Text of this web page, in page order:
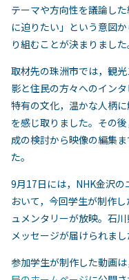
テーマや方向性を議論し
に迫りたい」という意図
り組むことが決まりました
取材先の珠洲市では，観
影と住民の方々へのイン
特有の文化，温かな人柄
を感じ取りました。その
成の検討から映像の編集
た。
9月17日には，NHK金沢
おいて，今回学生が制作
ュメンタリーが放映。石
メッセージが届けられまし
参加学生が制作した動画は